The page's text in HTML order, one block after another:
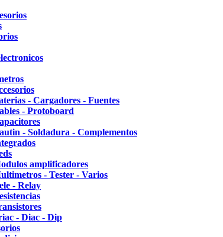
- Cargadores - Fuentes
- Protoboard
- Soldadura - Complementos
amplificadores
- Tester - Varios
- Relay
- Diac - Dip